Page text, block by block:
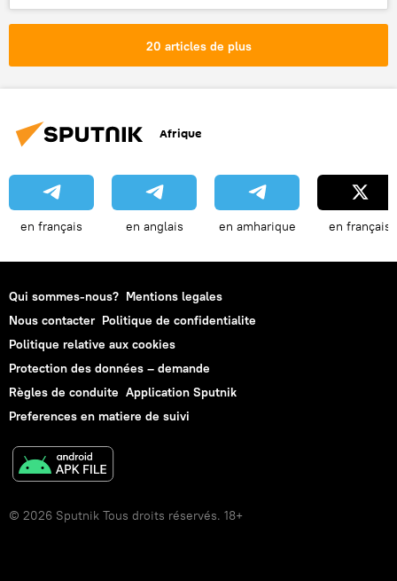
20 articles de plus
Afrique
en français en anglais en amharique en français
Qui sommes-nous? Mentions legales
Nous contacter Politique de confidentialite
Politique relative aux cookies
Protection des données – demande
Règles de conduite Application Sputnik
Preferences en matiere de suivi
© 2026 Sputnik Tous droits réservés. 18+